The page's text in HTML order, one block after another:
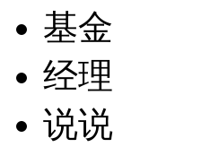
基金
经理
说说